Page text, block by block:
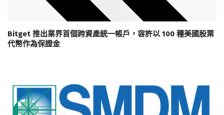
Bitget 推出業界首個跨資產統一帳戶，容許以 100 種美國股票
代幣作為保證金